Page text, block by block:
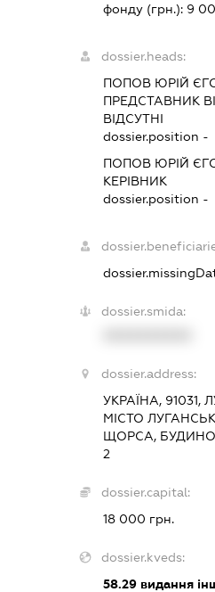
фонду (грн.): 9
dossier.heads:
ПОПОВ ЮРІЙ
ПРЕДСТАВНИК
ВІДСУТНІ
dossier.position -
ПОПОВ ЮРІЙ
КЕРІВНИК
dossier.position -
dossier.smida:
dossier.address:
УКРАЇНА, 91031,
МІСТО
ЩОРСА,
2
dossier.capital:
18 000 грн.
dossier.kveds:
58.29видання